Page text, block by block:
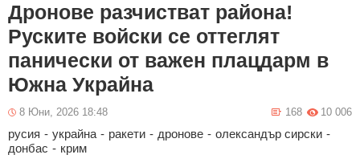
Дронове разчистват района!
Руските войски се оттеглят
панически от важен плацдарм в
Южна Украйна
8 Юни, 2026 18:48 10 006
168
русия - украйна - ракети - дронове - олександър сирски -
донбас - крим